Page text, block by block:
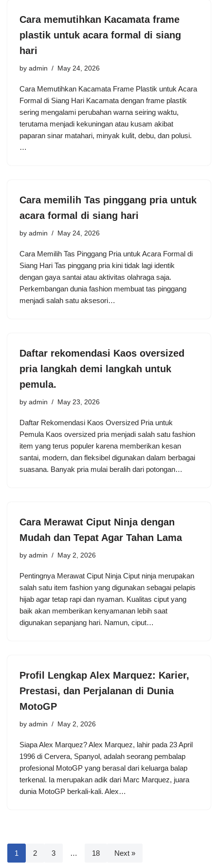
Cara memutihkan Kacamata frame
plastik untuk acara formal di siang
hari
by admin May 24, 2026
Cara Memutihkan Kacamata Frame Plastik untuk Acara
Formal di Siang Hari Kacamata dengan frame plastik
sering mengalami perubahan warna seiring waktu,
terutama menjadi kekuningan atau kusam akibat
paparan sinar matahari, minyak kulit, debu, dan polusi.
…
Cara memilih Tas pinggang pria untuk
acara formal di siang hari
by admin May 24, 2026
Cara Memilih Tas Pinggang Pria untuk Acara Formal di
Siang Hari Tas pinggang pria kini tidak lagi identik
dengan gaya santai atau aktivitas olahraga saja.
Perkembangan dunia fashion membuat tas pinggang
menjadi salah satu aksesori…
Daftar rekomendasi Kaos oversized
pria langkah demi langkah untuk
pemula.
by admin May 23, 2026
Daftar Rekomendasi Kaos Oversized Pria untuk
Pemula Kaos oversized pria menjadi salah satu fashion
item yang terus populer karena memberikan kesan
santai, modern, dan fleksibel digunakan dalam berbagai
suasana. Banyak pria mulai beralih dari potongan…
Cara Merawat Ciput Ninja dengan
Mudah dan Tepat Agar Tahan Lama
by admin May 2, 2026
Pentingnya Merawat Ciput Ninja Ciput ninja merupakan
salah satu item fashion yang digunakan sebagai pelapis
hijab agar tetap rapi dan nyaman. Kualitas ciput yang
baik akan memberikan kenyamanan lebih saat
digunakan sepanjang hari. Namun, ciput…
Profil Lengkap Alex Marquez: Karier,
Prestasi, dan Perjalanan di Dunia
MotoGP
by admin May 2, 2026
Siapa Alex Marquez? Alex Marquez, lahir pada 23 April
1996 di Cervera, Spanyol, adalah seorang pembalap
profesional MotoGP yang berasal dari keluarga balap
terkenal. Ia merupakan adik dari Marc Marquez, juara
dunia MotoGP berkali-kali. Alex…
1 2 3 … 18 Next »